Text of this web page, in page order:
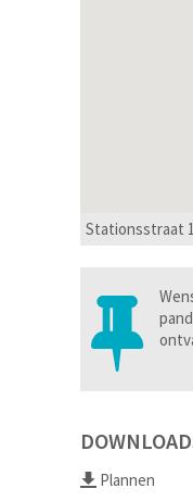
Stationsstraat
Plannen